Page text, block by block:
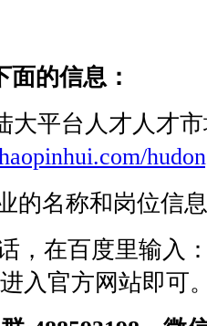
的信息：
大平台人才人才
的名称和岗位信
，在百度里输入
进入官方网站即可